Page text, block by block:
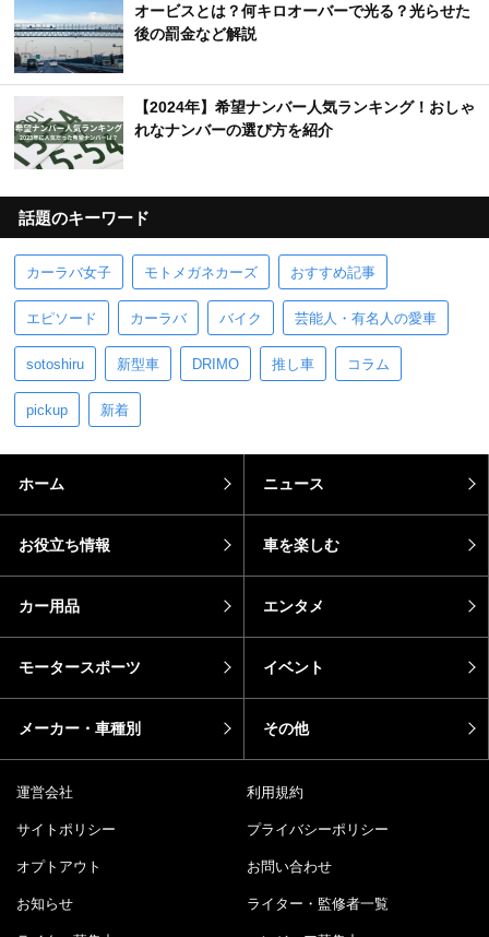
オービスとは？何キロオーバーで光る？光らせた
後の罰金など解説
【2024年】希望ナンバー人気ランキング！おしゃ
れなナンバーの選び方を紹介
話題のキーワード
カーラバ女子 モトメガネカーズ おすすめ記事
エピソード カーラバ バイク 芸能人・有名人の愛車
sotoshiru 新型車 DRIMO 推し車 コラム
pickup 新着
ホーム ニュース
お役立ち情報 車を楽しむ
カー用品 エンタメ
モータースポーツ イベント
メーカー・車種別 その他
運営会社 利用規約
サイトポリシー プライバシーポリシー
オプトアウト お問い合わせ
お知らせ ライター・監修者一覧